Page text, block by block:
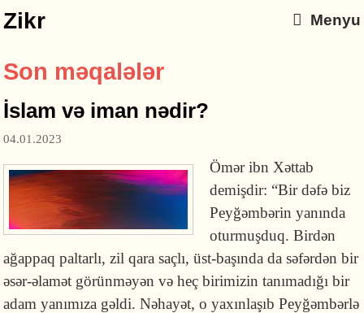
Zikr Menyu
Son məqalələr
İslam və iman nədir?
04.01.2023
Ömər ibn Xəttab
demişdir: “Bir dəfə biz
Peyğəmbərin yanında
oturmuşduq. Birdən
ağappaq paltarlı, zil qara saçlı, üst-başında da səfərdən bir
əsər-əlamət görünməyən və heç birimizin tanımadığı bir
adam yanımıza gəldi. Nəhayət, o yaxınlaşıb Peyğəmbərlə